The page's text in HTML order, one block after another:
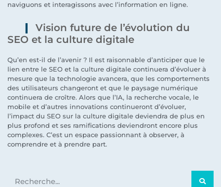
naviguons et interagissons avec l’information en ligne.
Vision future de l’évolution du
SEO et la culture digitale
Qu’en est-il de l’avenir ? Il est raisonnable d’anticiper que le
lien entre le SEO et la culture digitale continuera d’évoluer à
mesure que la technologie avancera, que les comportements
des utilisateurs changeront et que le paysage numérique
continuera de croître. Alors que l’IA, la recherche vocale, le
mobile et d’autres innovations continueront d’évoluer,
l’impact du SEO sur la culture digitale deviendra de plus en
plus profond et ses ramifications deviendront encore plus
complexes. C’est un espace passionnant à observer, à
comprendre et à prendre part.